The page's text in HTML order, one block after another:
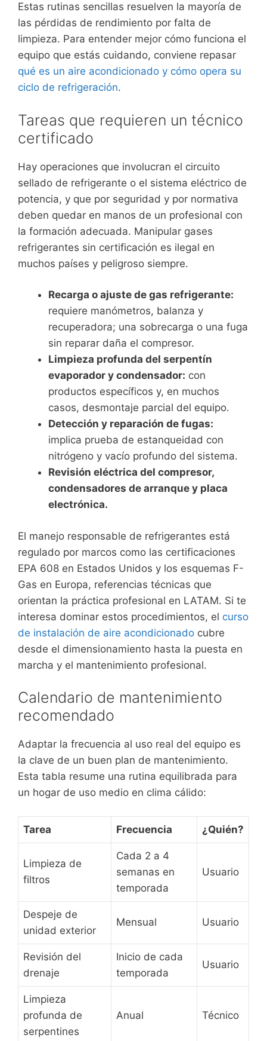
Estas rutinas sencillas resuelven la mayoría de
las pérdidas de rendimiento por falta de
limpieza. Para entender mejor cómo funciona el
equipo que estás cuidando, conviene repasar
qué es un aire acondicionado y cómo opera su
ciclo de refrigeración.
Tareas que requieren un técnico
certificado
Hay operaciones que involucran el circuito
sellado de refrigerante o el sistema eléctrico de
potencia, y que por seguridad y por normativa
deben quedar en manos de un profesional con
la formación adecuada. Manipular gases
refrigerantes sin certificación es ilegal en
muchos países y peligroso siempre.
Recarga o ajuste de gas refrigerante:
requiere manómetros, balanza y
recuperadora; una sobrecarga o una fuga
sin reparar daña el compresor.
Limpieza profunda del serpentín
evaporador y condensador: con
productos específicos y, en muchos
casos, desmontaje parcial del equipo.
Detección y reparación de fugas:
implica prueba de estanqueidad con
nitrógeno y vacío profundo del sistema.
Revisión eléctrica del compresor,
condensadores de arranque y placa
electrónica.
El manejo responsable de refrigerantes está
regulado por marcos como las certificaciones
EPA 608 en Estados Unidos y los esquemas F-
Gas en Europa, referencias técnicas que
orientan la práctica profesional en LATAM. Si te
interesa dominar estos procedimientos, el curso
de instalación de aire acondicionado cubre
desde el dimensionamiento hasta la puesta en
marcha y el mantenimiento profesional.
Calendario de mantenimiento
recomendado
Adaptar la frecuencia al uso real del equipo es
la clave de un buen plan de mantenimiento.
Esta tabla resume una rutina equilibrada para
un hogar de uso medio en clima cálido:
Tarea Frecuencia ¿Quién?
Limpieza de
filtros
Cada 2 a 4
semanas en
temporada
Usuario
Despeje de
unidad exterior
Mensual Usuario
Revisión del
drenaje
Inicio de cada
temporada
Usuario
Limpieza
profunda de
serpentines
Anual Técnico